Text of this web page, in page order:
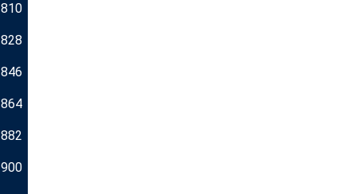
810
828
846
864
882
900